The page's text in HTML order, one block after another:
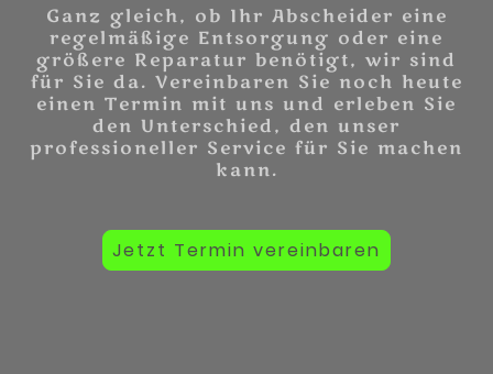
Ganz gleich, ob Ihr Abscheider eine
regelmäßige Entsorgung oder eine
größere Reparatur benötigt, wir sind
für Sie da. Vereinbaren Sie noch heute
einen Termin mit uns und erleben Sie
den Unterschied, den unser
professioneller Service für Sie machen
kann.
Jetzt Termin vereinbaren